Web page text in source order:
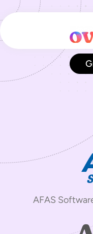
naar
de
inhoud
AFAS